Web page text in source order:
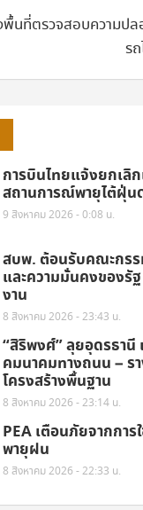
นที่ตรวจสอบความปล
ร
การบินไทยแจ้งยกเลิ
สถานการณ์พายุไต้ฝุ่
9 สิงหาคม 2026 - 0:08 น.
สบพ. ต้อนรับคณะกรร
และความมั่นคงของรั
งาน
8 สิงหาคม 2026 - 23:43 น.
“สิริพงศ์” ลุยอุดรธานี
คมนาคมทางถนน – ร
โครงสร้างพื้นฐาน
8 สิงหาคม 2026 - 23:14 น.
PEA เตือนภัยจากกา
พายุฝน
8 สิงหาคม 2026 - 22:33 น.